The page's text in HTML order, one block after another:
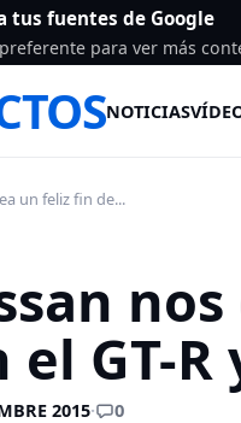
tus fuentes de Google
para ver más
NOTICIAS
un feliz fin de...
GT-
2015· 0